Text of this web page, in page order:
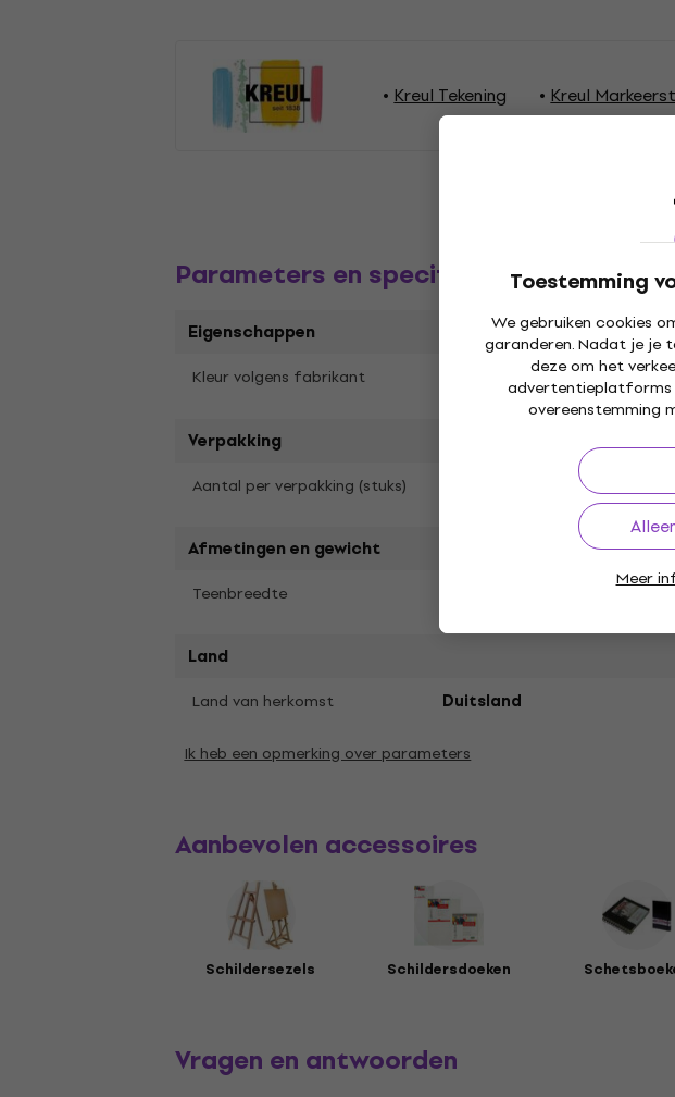
Toestemming
We gebruiken cookies
garanderen. Nadat je je
deze om het
advertentieplatforms
overeenstemming
Meer
Kreul Tekening Kreul
Parameters en specificaties
Eigenschappen
Kleur volgens fabrikant
Verpakking
Aantal per verpakking (stuks)
Afmetingen en gewicht
Teenbreedte
Land
Land van herkomst Duitsland
Ik heb een opmerking over parameters
Aanbevolen accessoires
Schildersezels Schildersdoeken
Vragen en antwoorden